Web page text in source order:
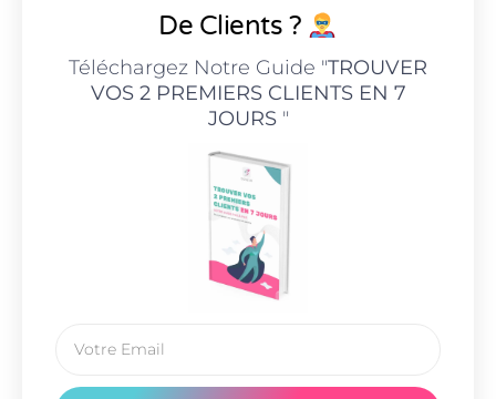
De Clients ?
Téléchargez Notre Guide "TROUVER
VOS 2 PREMIERS CLIENTS EN 7
JOURS"